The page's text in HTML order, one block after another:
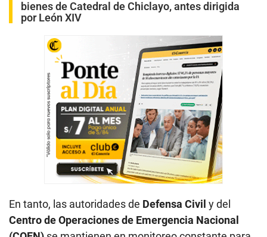
bienes de Catedral de Chiclayo, antes dirigida
por León XIV
En tanto, las autoridades de Defensa Civil y del
Centro de Operaciones de Emergencia Nacional